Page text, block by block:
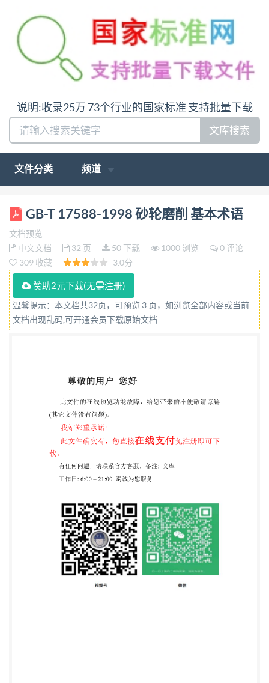
说明:收录25万 73个行业的国家标准 支持批量下载
文库搜索
文件分类 频道
ICS 25.100.70 J 43 中华人民共和国国家标准 GB/T
17588—1998 idt ISO 3002-5:1989 砂轮磨削基本术语
Basic terminology for grinding processes using
grinding wheels 1998-11-18 发布 1999-09-01实施 国
家质量技术监督局发布 GB/T 17588--1998 目 次 前言
ISO前言 1 范围 引用标准 3 通用规定 砂轮和工件的特
征尺寸 5 运动和速度 基本磨削方式术语 7 砂轮吃刀量
和有关参量 8 材料磨除 砂轮磨损 力、能量和功率 11
附录C(标准的附录） 英文索引 23
GB-T 17588-1998 砂轮磨削 基本术语
文档预览
中文文档
32 页 50 下载 1000 浏览
0 评论
309 收藏
3.0分
赞助2元下载(无需注册)
温馨提示：本文档共32页，可预览 3 页，如浏览全部内容或当前
文档出现乱码,可开通会员下载原始文档